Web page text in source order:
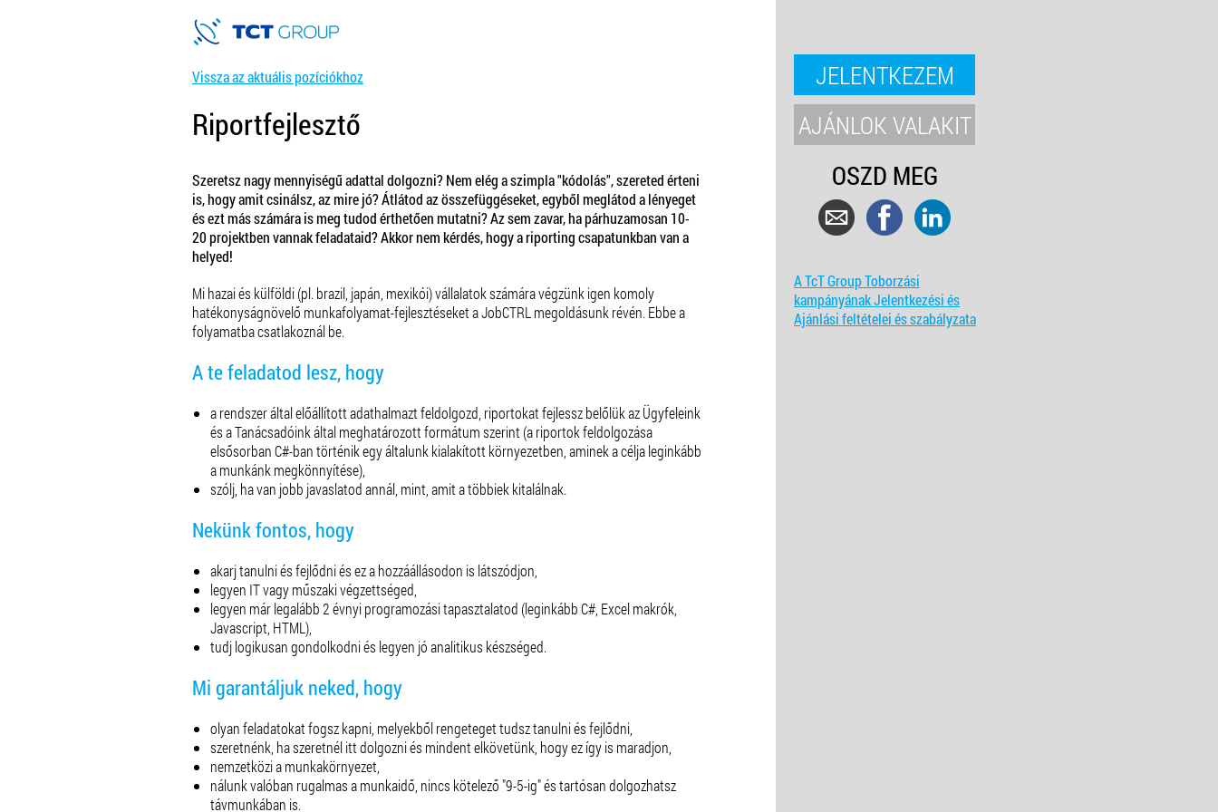
Vissza az aktuális pozíciókhoz
Riportfejlesztő
Szeretsz nagy mennyiségű adattal dolgozni? Nem elég a szimpla "kódolás", szereted érteni
is, hogy amit csinálsz, az mire jó? Átlátod az összefüggéseket, egyből meglátod a lényeget
és ezt más számára is meg tudod érthetően mutatni? Az sem zavar, ha párhuzamosan 10-
20 projektben vannak feladataid? Akkor nem kérdés, hogy a riporting csapatunkban van a
helyed!
Mi hazai és külföldi (pl. brazil, japán, mexikói) vállalatok számára végzünk igen komoly
hatékonyságnövelő munkafolyamat-fejlesztéseket a JobCTRL megoldásunk révén. Ebbe a
folyamatba csatlakoznál be.
A te feladatod lesz, hogy
a rendszer által előállított adathalmazt feldolgozd, riportokat fejlessz belőlük az Ügyfeleink
és a Tanácsadóink által meghatározott formátum szerint (a riportok feldolgozása
elsősorban C#-ban történik egy általunk kialakított környezetben, aminek a célja leginkább
a munkánk megkönnyítése),
szólj, ha van jobb javaslatod annál, mint, amit a többiek kitalálnak.
Nekünk fontos, hogy
akarj tanulni és fejlődni és ez a hozzáállásodon is látszódjon,
legyen IT vagy műszaki végzettséged,
legyen már legalább 2 évnyi programozási tapasztalatod (leginkább C#, Excel makrók,
Javascript, HTML),
tudj logikusan gondolkodni és legyen jó analitikus készséged.
Mi garantáljuk neked, hogy
olyan feladatokat fogsz kapni, melyekből rengeteget tudsz tanulni és fejlődni,
szeretnénk, ha szeretnél itt dolgozni és mindent elkövetünk, hogy ez így is maradjon,
nemzetközi a munkakörnyezet,
nálunk valóban rugalmas a munkaidő, nincs kötelező "9-5-ig" és tartósan dolgozhatsz
távmunkában is.
JELENTKEZEM
AJÁNLOK VALAKIT
OSZD MEG
A TcT Group Toborzási
kampányának Jelentkezési és
Ajánlási feltételei és szabályzata